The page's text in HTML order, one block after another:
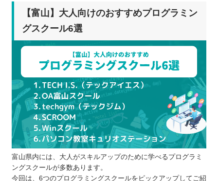
【富山】大人向けのおすすめプログラミン
グスクール6選
富山県内には、大人がスキルアップのために学べるプログラミ
ングスクールが多数あります。
今回は、6つのプログラミングスクールをピックアップしてご紹